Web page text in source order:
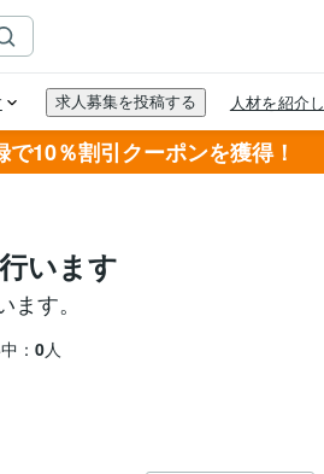
で10％割引クーポンを獲得！
います
す。
： 0人